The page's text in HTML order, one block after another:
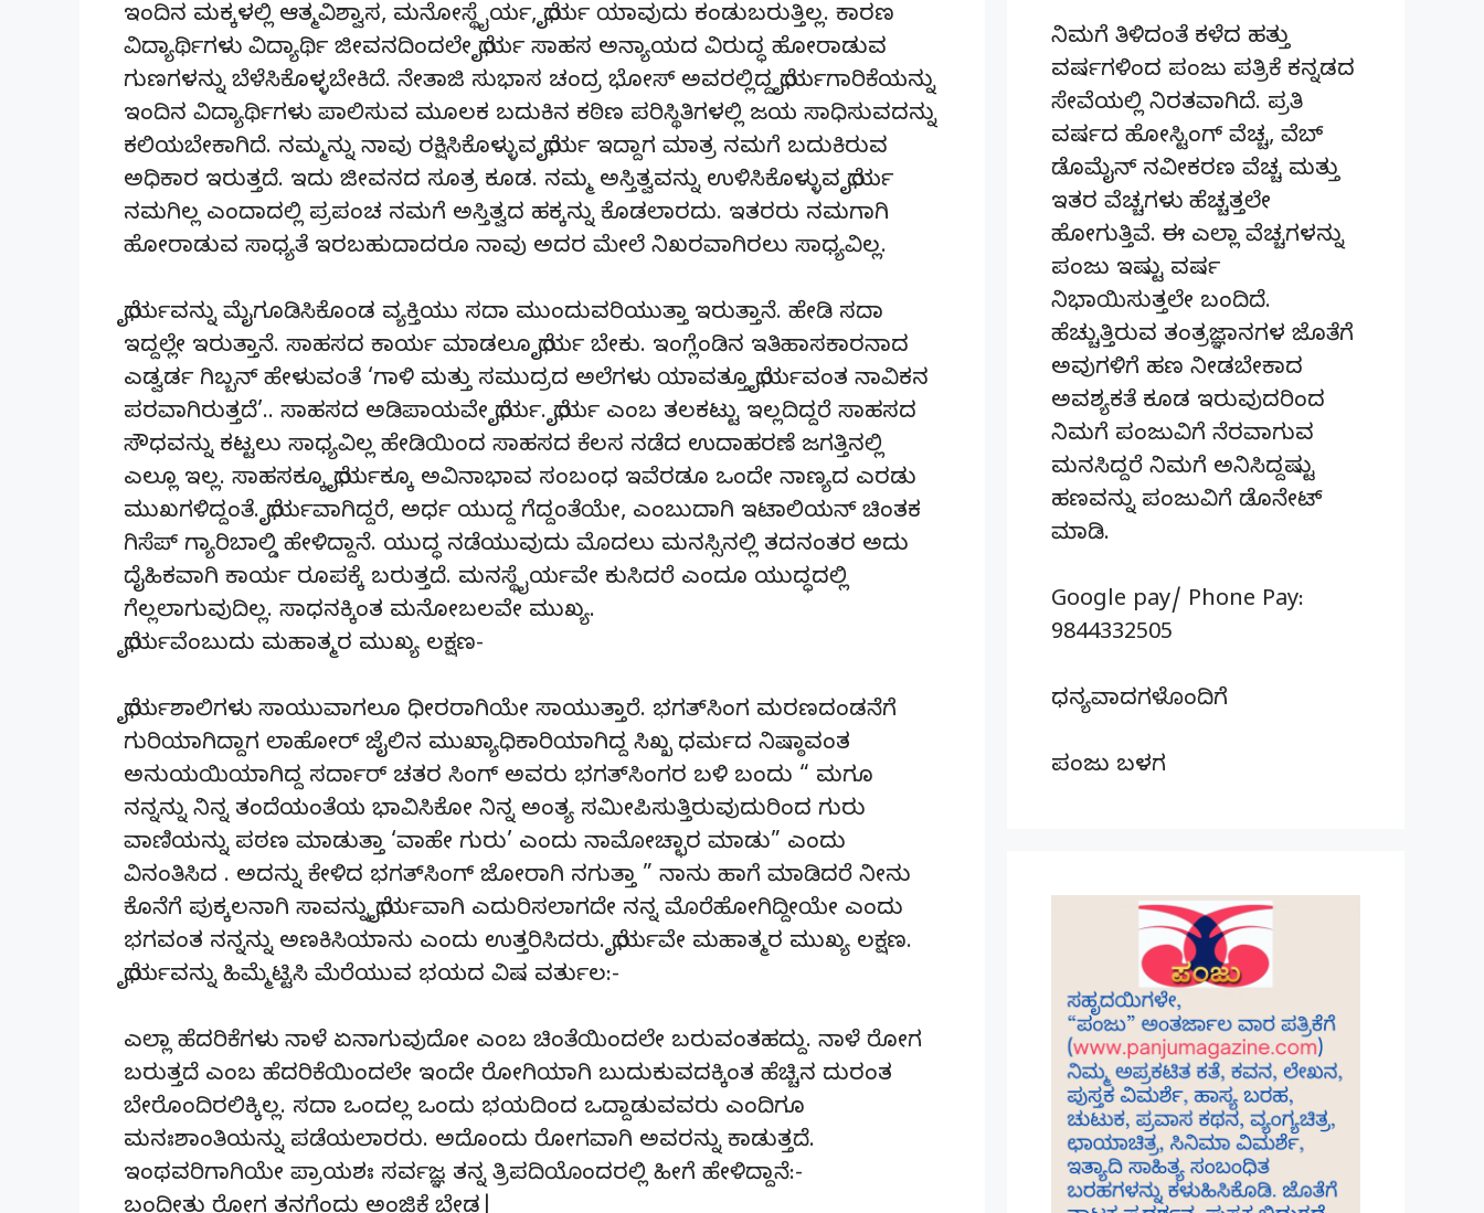
ಇಂದಿನ ಮಕ್ಕಳಲ್ಲಿ ಆತ್ಮವಿಶ್ವಾಸ, ಮನೋಸ್ಥೈರ್ಯ, ಧೈರ್ಯ ಯಾವುದು ಕಂಡುಬರುತ್ತಿಲ್ಲ. ಕಾರಣ
ವಿದ್ಯಾರ್ಥಿಗಳು ವಿದ್ಯಾರ್ಥಿ ಜೀವನದಿಂದಲೇ ಧೈರ್ಯ ಸಾಹಸ ಅನ್ಯಾಯದ ವಿರುದ್ಧ ಹೋರಾಡುವ
ಗುಣಗಳನ್ನು ಬೆಳೆಸಿಕೊಳ್ಳಬೇಕಿದೆ. ನೇತಾಜಿ ಸುಭಾಸ ಚಂದ್ರ ಭೋಸ್ ಅವರಲ್ಲಿದ್ದ ಧೈರ್ಯಗಾರಿಕೆಯನ್ನು
ಇಂದಿನ ವಿದ್ಯಾರ್ಥಿಗಳು ಪಾಲಿಸುವ ಮೂಲಕ ಬದುಕಿನ ಕಠಿಣ ಪರಿಸ್ಥಿತಿಗಳಲ್ಲಿ ಜಯ ಸಾಧಿಸುವದನ್ನು
ಕಲಿಯಬೇಕಾಗಿದೆ. ನಮ್ಮನ್ನು ನಾವು ರಕ್ಷಿಸಿಕೊಳ್ಳುವ ಧೈರ್ಯ ಇದ್ದಾಗ ಮಾತ್ರ ನಮಗೆ ಬದುಕಿರುವ
ಅಧಿಕಾರ ಇರುತ್ತದೆ. ಇದು ಜೀವನದ ಸೂತ್ರ ಕೂಡ. ನಮ್ಮ ಅಸ್ತಿತ್ವವನ್ನು ಉಳಿಸಿಕೊಳ್ಳುವ ಧೈರ್ಯ
ನಮಗಿಲ್ಲ ಎಂದಾದಲ್ಲಿ ಪ್ರಪಂಚ ನಮಗೆ ಅಸ್ತಿತ್ವದ ಹಕ್ಕನ್ನು ಕೊಡಲಾರದು. ಇತರರು ನಮಗಾಗಿ
ಹೋರಾಡುವ ಸಾಧ್ಯತೆ ಇರಬಹುದಾದರೂ ನಾವು ಅದರ ಮೇಲೆ ನಿಖರವಾಗಿರಲು ಸಾಧ್ಯವಿಲ್ಲ.
ಧೈರ್ಯವನ್ನು ಮೈಗೂಡಿಸಿಕೊಂಡ ವ್ಯಕ್ತಿಯು ಸದಾ ಮುಂದುವರಿಯುತ್ತಾ ಇರುತ್ತಾನೆ. ಹೇಡಿ ಸದಾ
ಇದ್ದಲ್ಲೇ ಇರುತ್ತಾನೆ. ಸಾಹಸದ ಕಾರ್ಯ ಮಾಡಲೂ ಧೈರ್ಯ ಬೇಕು. ಇಂಗ್ಲೆಂಡಿನ ಇತಿಹಾಸಕಾರನಾದ
ಎಡ್ವರ್ಡ ಗಿಬ್ಬನ್ ಹೇಳುವಂತೆ ‘ಗಾಳಿ ಮತ್ತು ಸಮುದ್ರದ ಅಲೆಗಳು ಯಾವತ್ತೂ ಧೈರ್ಯವಂತ ನಾವಿಕನ
ಪರವಾಗಿರುತ್ತದೆ’.. ಸಾಹಸದ ಅಡಿಪಾಯವೇ ಧೈರ್ಯ. ಧೈರ್ಯ ಎಂಬ ತಲಕಟ್ಟು ಇಲ್ಲದಿದ್ದರೆ ಸಾಹಸದ
ಸೌಧವನ್ನು ಕಟ್ಟಲು ಸಾಧ್ಯವಿಲ್ಲ ಹೇಡಿಯಿಂದ ಸಾಹಸದ ಕೆಲಸ ನಡೆದ ಉದಾಹರಣೆ ಜಗತ್ತಿನಲ್ಲಿ
ಎಲ್ಲೂ ಇಲ್ಲ. ಸಾಹಸಕ್ಕೂ ಧೈರ್ಯಕ್ಕೂ ಅವಿನಾಭಾವ ಸಂಬಂಧ ಇವೆರಡೂ ಒಂದೇ ನಾಣ್ಯದ ಎರಡು
ಮುಖಗಳಿದ್ದಂತೆ. ಧೈರ್ಯವಾಗಿದ್ದರೆ, ಅರ್ಧ ಯುದ್ದ ಗೆದ್ದಂತೆಯೇ, ಎಂಬುದಾಗಿ ಇಟಾಲಿಯನ್ ಚಿಂತಕ
ಗಿಸೆಪ್ ಗ್ಯಾರಿಬಾಲ್ಡಿ ಹೇಳಿದ್ದಾನೆ. ಯುದ್ಧ ನಡೆಯುವುದು ಮೊದಲು ಮನಸ್ಸಿನಲ್ಲಿ ತದನಂತರ ಅದು
ದೈಹಿಕವಾಗಿ ಕಾರ್ಯ ರೂಪಕ್ಕೆ ಬರುತ್ತದೆ. ಮನಸ್ಥೈರ್ಯವೇ ಕುಸಿದರೆ ಎಂದೂ ಯುದ್ಧದಲ್ಲಿ
ಗೆಲ್ಲಲಾಗುವುದಿಲ್ಲ. ಸಾಧನಕ್ಕಿಂತ ಮನೋಬಲವೇ ಮುಖ್ಯ.
ಧೈರ್ಯವೆಂಬುದು ಮಹಾತ್ಮರ ಮುಖ್ಯ ಲಕ್ಷಣ-
ಧೈರ್ಯಶಾಲಿಗಳು ಸಾಯುವಾಗಲೂ ಧೀರರಾಗಿಯೇ ಸಾಯುತ್ತಾರೆ. ಭಗತ್‍ಸಿಂಗ ಮರಣದಂಡನೆಗೆ
ಗುರಿಯಾಗಿದ್ದಾಗ ಲಾಹೋರ್ ಜೈಲಿನ ಮುಖ್ಯಾಧಿಕಾರಿಯಾಗಿದ್ದ ಸಿಖ್ಖ ಧರ್ಮದ ನಿಷ್ಠಾವಂತ
ಅನುಯಯಿಯಾಗಿದ್ದ ಸರ್ದಾರ್ ಚತರ ಸಿಂಗ್ ಅವರು ಭಗತ್‍ಸಿಂಗರ ಬಳಿ ಬಂದು “ ಮಗೂ
ನನ್ನನ್ನು ನಿನ್ನ ತಂದೆಯಂತೆಯ ಭಾವಿಸಿಕೋ ನಿನ್ನ ಅಂತ್ಯ ಸಮೀಪಿಸುತ್ತಿರುವುದುರಿಂದ ಗುರು
ವಾಣಿಯನ್ನು ಪಠಣ ಮಾಡುತ್ತಾ ‘ವಾಹೇ ಗುರು’ ಎಂದು ನಾಮೋಚ್ಛಾರ ಮಾಡು” ಎಂದು
ವಿನಂತಿಸಿದ . ಅದನ್ನು ಕೇಳಿದ ಭಗತ್‍ಸಿಂಗ್ ಜೋರಾಗಿ ನಗುತ್ತಾ ” ನಾನು ಹಾಗೆ ಮಾಡಿದರೆ ನೀನು
ಕೊನೆಗೆ ಪುಕ್ಕಲನಾಗಿ ಸಾವನ್ನು ಧೈರ್ಯವಾಗಿ ಎದುರಿಸಲಾಗದೇ ನನ್ನ ಮೊರೆಹೋಗಿದ್ದೀಯೇ ಎಂದು
ಭಗವಂತ ನನ್ನನ್ನು ಅಣಕಿಸಿಯಾನು ಎಂದು ಉತ್ತರಿಸಿದರು. ಧೈರ್ಯವೇ ಮಹಾತ್ಮರ ಮುಖ್ಯ ಲಕ್ಷಣ.
ಧೈರ್ಯವನ್ನು ಹಿಮ್ಮೆಟ್ಟಿಸಿ ಮೆರೆಯುವ ಭಯದ ವಿಷ ವರ್ತುಲ:-
ಎಲ್ಲಾ ಹೆದರಿಕೆಗಳು ನಾಳೆ ಏನಾಗುವುದೋ ಎಂಬ ಚಿಂತೆಯಿಂದಲೇ ಬರುವಂತಹದ್ದು. ನಾಳೆ ರೋಗ
ಬರುತ್ತದೆ ಎಂಬ ಹೆದರಿಕೆಯಿಂದಲೇ ಇಂದೇ ರೋಗಿಯಾಗಿ ಬುದುಕುವದಕ್ಕಿಂತ ಹೆಚ್ಚಿನ ದುರಂತ
ಬೇರೊಂದಿರಲಿಕ್ಕಿಲ್ಲ. ಸದಾ ಒಂದಲ್ಲ ಒಂದು ಭಯದಿಂದ ಒದ್ದಾಡುವವರು ಎಂದಿಗೂ
ಮನಃಶಾಂತಿಯನ್ನು ಪಡೆಯಲಾರರು. ಅದೊಂದು ರೋಗವಾಗಿ ಅವರನ್ನು ಕಾಡುತ್ತದೆ.
ಇಂಥವರಿಗಾಗಿಯೇ ಪ್ರಾಯಶಃ ಸರ್ವಜ್ಞ ತನ್ನ ತ್ರಿಪದಿಯೊಂದರಲ್ಲಿ ಹೀಗೆ ಹೇಳಿದ್ದಾನೆ:-
ನಿಮಗೆ ತಿಳಿದಂತೆ ಕಳೆದ ಹತ್ತು
ವರ್ಷಗಳಿಂದ ಪಂಜು ಪತ್ರಿಕೆ ಕನ್ನಡದ
ಸೇವೆಯಲ್ಲಿ ನಿರತವಾಗಿದೆ. ಪ್ರತಿ
ವರ್ಷದ ಹೋಸ್ಟಿಂಗ್‌ ವೆಚ್ಚ, ವೆಬ್‌
ಡೊಮೈನ್‌ ನವೀಕರಣ ವೆಚ್ಚ ಮತ್ತು
ಇತರ ವೆಚ್ಚಗಳು ಹೆಚ್ಚತ್ತಲೇ
ಹೋಗುತ್ತಿವೆ. ಈ ಎಲ್ಲಾ ವೆಚ್ಚಗಳನ್ನು
ಪಂಜು ಇಷ್ಟು ವರ್ಷ
ನಿಭಾಯಿಸುತ್ತಲೇ ಬಂದಿದೆ.
ಹೆಚ್ಚುತ್ತಿರುವ ತಂತ್ರಜ್ಞಾನಗಳ ಜೊತೆಗೆ
ಅವುಗಳಿಗೆ ಹಣ ನೀಡಬೇಕಾದ
ಅವಶ್ಯಕತೆ ಕೂಡ ಇರುವುದರಿಂದ
ನಿಮಗೆ ಪಂಜುವಿಗೆ ನೆರವಾಗುವ
ಮನಸಿದ್ದರೆ ನಿಮಗೆ ಅನಿಸಿದ್ದಷ್ಟು
ಹಣವನ್ನು ಪಂಜುವಿಗೆ ಡೊನೇಟ್‌
ಮಾಡಿ.
Google pay/ Phone Pay:
9844332505
ಧನ್ಯವಾದಗಳೊಂದಿಗೆ
ಪಂಜು ಬಳಗ